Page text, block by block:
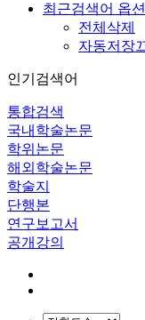
최근검색어 옵션
전체삭제
자동저장
인기검색어
통합검색
국내학술논문
학위논문
해외학술논문
학술지
단행본
연구보고서
공개강의